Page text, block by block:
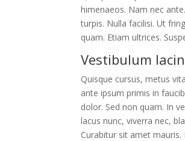
himenaeos. Nam nec
turpis. Nulla facilisi. Ut
quam. Etiam ultrices.
Vestibulum
Quisque cursus, metus
ante ipsum primis in
dolor. Sed non quam. In
lacus nunc, viverra nec,
Curabitur sit amet